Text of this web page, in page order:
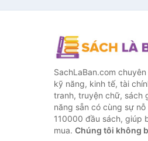
SachLaBan.com
kỹ năng, kinh tế, tài
tranh, truyện chữ, sách
năng sẵn có cùng sự
110000 đầu sách, giúp
mua. Chúng tôi không